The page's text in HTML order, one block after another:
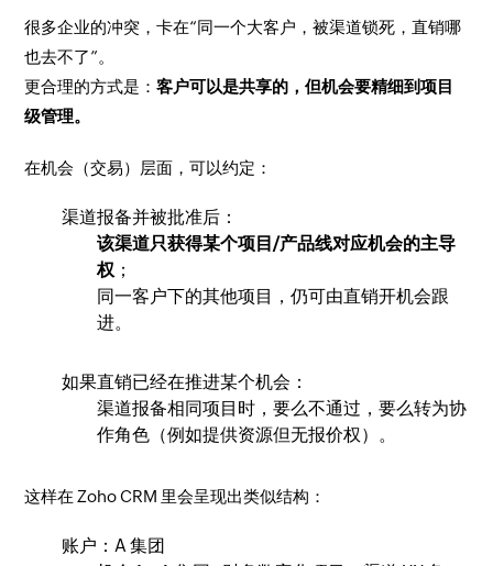
很多企业的冲突，卡在“同一个大客户，被渠道锁死，直销哪
也去不了”。
更合理的方式是：客户可以是共享的，但机会要精细到项目
级管理。
在机会（交易）层面，可以约定：
渠道报备并被批准后：
该渠道只获得某个项目/产品线对应机会的主导
权 ；
同一客户下的其他项目，仍可由直销开机会跟
进。
如果直销已经在推进某个机会：
渠道报备相同项目时，要么不通过，要么转为协
作角色（例如提供资源但无报价权）。
这样在 Zoho CRM 里会呈现出类似结构：
账户：A 集团